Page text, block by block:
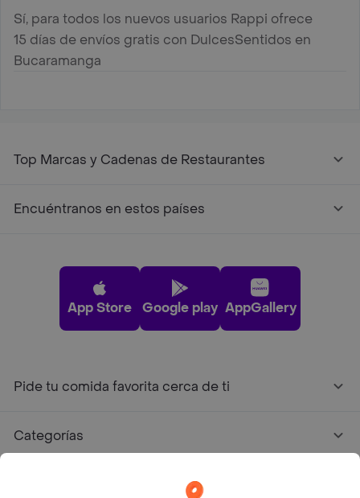
Sí, para todos los nuevos usuarios Rappi ofrece
15 días de envíos gratis con DulcesSentidos en
Bucaramanga
Top Marcas y Cadenas de Restaurantes
Encuéntranos en estos países
App Store Google play AppGallery
Pide tu comida favorita cerca de ti
Categorías